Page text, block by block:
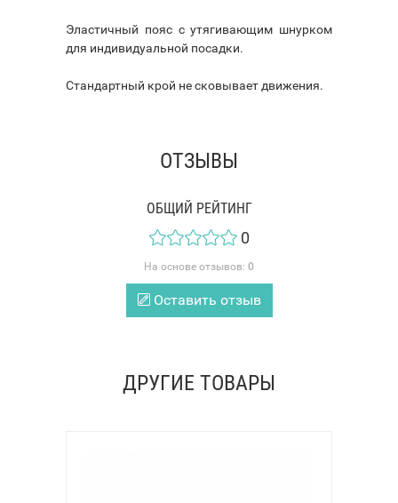
Эластичный пояс с утягивающим шнурком
для индивидуальной посадки.
Стандартный крой не сковывает движения.
ОТЗЫВЫ
ОБЩИЙ РЕЙТИНГ
0
На основе отзывов: 0
Оставить отзыв
ДРУГИЕ ТОВАРЫ